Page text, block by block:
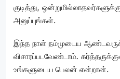
குடித்து,
அனுப்புங்கள்.
இந்த நாள் நம்முடைய
விசாரப்படவேண்டாம்.
உங்களுடைய பெலன் என்றான்.